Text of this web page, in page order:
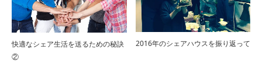
快適なシェア生活を送るための秘訣
②
2016年のシェアハウスを振り返って
国際交流シェアハウスBorderlessでクリスマ